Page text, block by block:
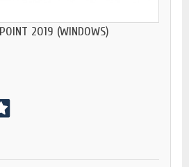
2019 (WINDOWS)